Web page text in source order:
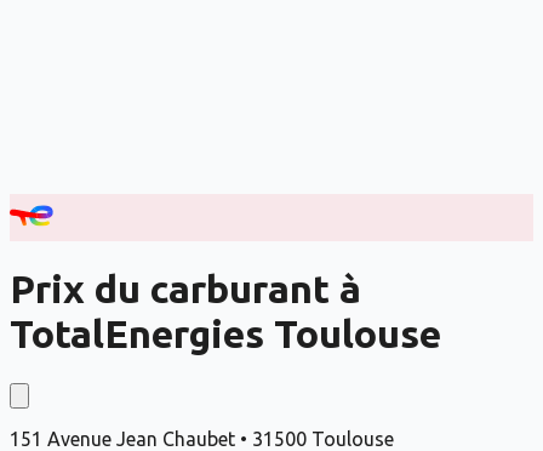
Prix du carburant à
TotalEnergies Toulouse
151 Avenue Jean Chaubet • 31500 Toulouse